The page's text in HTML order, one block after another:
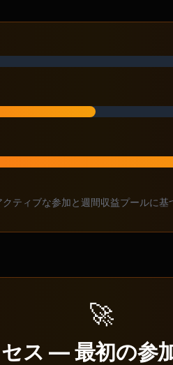
ティブな参加と週間収益プールに基
🚀
ス — 最初の参